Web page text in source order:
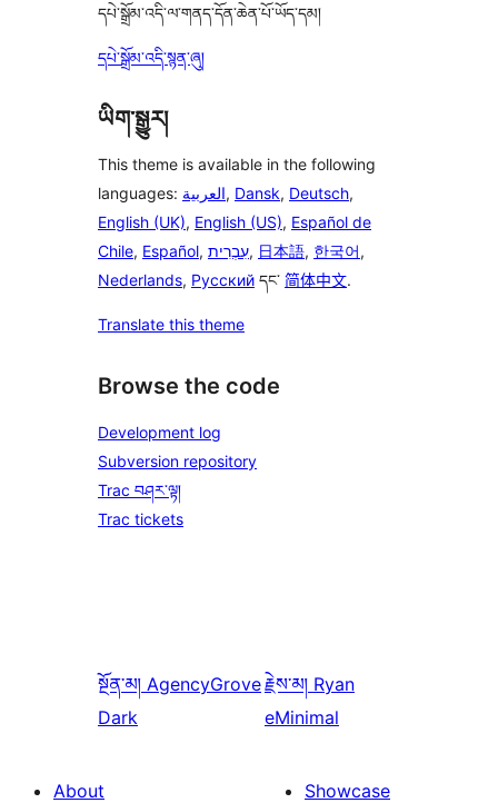
དཔེ་སྒྲོམ་འདི་ལ་གནད་དོན་ཆེན་པོ་ཡོད་དམ།
དཔེ་སྒྲོམ་འདི་སྙན་ཞུ།
ཡིག་སྒྱུར།
This theme is available in the following
languages: العربية, Dansk, Deutsch,
English (UK), English (US), Español de
Chile, Español, עִבְרִית, 日本語, 한국어,
Nederlands, Русский དང་ 简体中文.
Translate this theme
Browse the code
Development log
Subversion repository
Trac བཤར་ལྟ།
Trac tickets
སྔོན་མ། AgencyGrove
Dark
རྗེས་མ། Ryan
eMinimal
About
Showcase